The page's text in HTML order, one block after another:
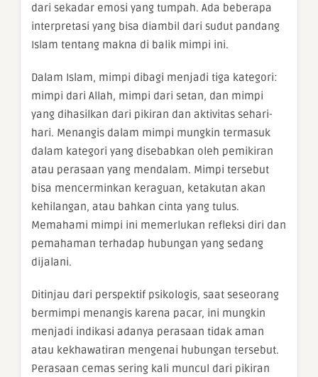
dari sekadar emosi yang tumpah. Ada beberapa
interpretasi yang bisa diambil dari sudut pandang
Islam tentang makna di balik mimpi ini.
Dalam Islam, mimpi dibagi menjadi tiga kategori:
mimpi dari Allah, mimpi dari setan, dan mimpi
yang dihasilkan dari pikiran dan aktivitas sehari-
hari. Menangis dalam mimpi mungkin termasuk
dalam kategori yang disebabkan oleh pemikiran
atau perasaan yang mendalam. Mimpi tersebut
bisa mencerminkan keraguan, ketakutan akan
kehilangan, atau bahkan cinta yang tulus.
Memahami mimpi ini memerlukan refleksi diri dan
pemahaman terhadap hubungan yang sedang
dijalani.
Ditinjau dari perspektif psikologis, saat seseorang
bermimpi menangis karena pacar, ini mungkin
menjadi indikasi adanya perasaan tidak aman
atau kekhawatiran mengenai hubungan tersebut.
Perasaan cemas sering kali muncul dari pikiran